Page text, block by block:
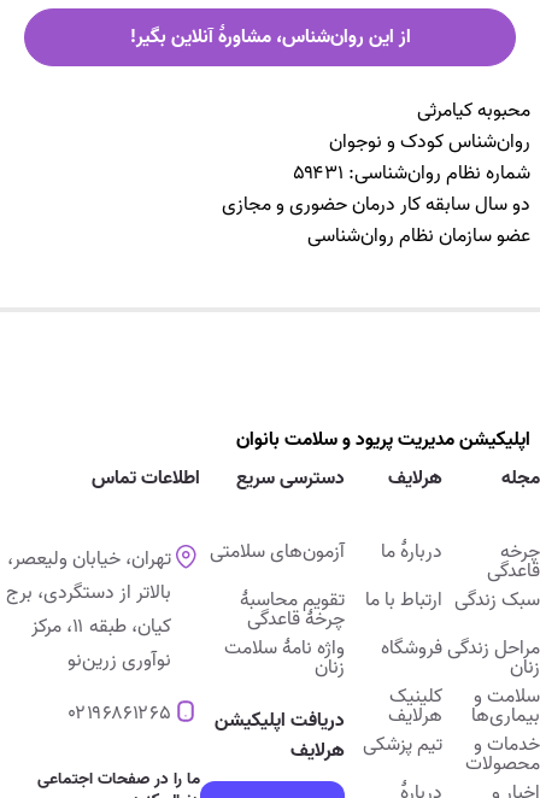
از این روان‌شناس، مشاورۀ آنلاین بگیر!
محبوبه کیامرثی
روان‌شناس کودک و نوجوان
شماره نظام روان‌شناسی: ۵۹۴۳۱
دو سال سابقه کار درمان حضوری و مجازی
عضو سازمان نظام روان‌شناسی
درمان اضطراب و افسردگی
درمان بیش‌فعالی و اختلال تمرکز در کودکان و بزرگسالان (ADHD)
اصلاح رفتار کودکان و درمان اختلال سلوک
مشاوره والدین و مدیریت ارتباط والدین و فرزندان
درمان فوبیا و اضطراب اجتماعی
اپلیکیشن ﻣﺪﯾﺮﯾﺖ پریود و ﺳﻼﻣﺖ ﺑﺎﻧﻮان
مجله
چرخه
قاعدگی
سبک زندگی
مراحل زندگی
زنان
سلامت و
بیماری‌ها
خدمات و
محصولات
هرلایف
دربارۀ ما
ارتباط با ما
فروشگاه
کلینیک
هرلایف
تیم پزشکی
دسترسی سریع
آزمون‌های سلامتی
تقویم محاسبۀ
چرخۀ قاعدگی
واژه نامۀ سلامت
زنان
دریافت اپلیکیشن
هرلایف
اطلاعات تماس
تهران، خیابان ولیعصر،
بالاتر از دستگردی، برج
کیان، طبقه ۱۱، مرکز
نوآوری زرین‌نو
۰۲۱۹۶۸۶۱۲۶۵
ما را در صفحات اجتماعی